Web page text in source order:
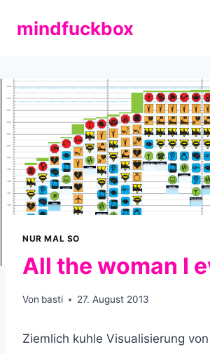
Inhaltmindfuckbox
NUR MAL SO
All the woman I
Von basti 27. August 2013
Ziemlich kuhle Visualisierung